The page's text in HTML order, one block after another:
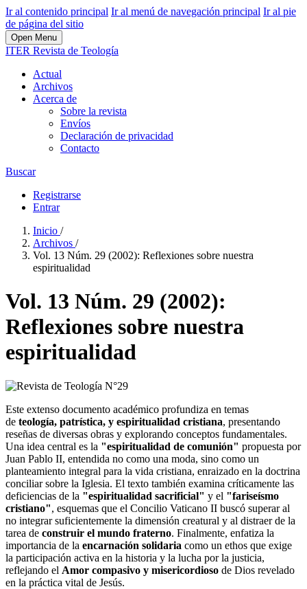
Ir al contenido principal Ir al menú de navegación principal Ir al pie
de página del sitio
Open Menu
ITER Revista de Teología
Actual
Archivos
Acerca de
Sobre la revista
Envíos
Declaración de privacidad
Contacto
Buscar
Registrarse
Entrar
Inicio /
Archivos /
Vol. 13 Núm. 29 (2002): Reflexiones sobre nuestra
espiritualidad
Vol. 13 Núm. 29 (2002):
Reflexiones sobre nuestra
espiritualidad
Este extenso documento académico profundiza en temas
de teología, patrística, y espiritualidad cristiana, presentando
reseñas de diversas obras y explorando conceptos fundamentales.
Una idea central es la "espiritualidad de comunión" propuesta por
Juan Pablo II, entendida no como una moda, sino como un
planteamiento integral para la vida cristiana, enraizado en la doctrina
conciliar sobre la Iglesia. El texto también examina críticamente las
deficiencias de la "espiritualidad sacrificial" y el "fariseísmo
cristiano", esquemas que el Concilio Vaticano II buscó superar al
no integrar suficientemente la dimensión creatural y al distraer de la
tarea de construir el mundo fraterno. Finalmente, enfatiza la
importancia de la encarnación solidaria como un ethos que exige
la participación activa en la historia y la lucha por la justicia,
reflejando el Amor compasivo y misericordioso de Dios revelado
en la práctica vital de Jesús.